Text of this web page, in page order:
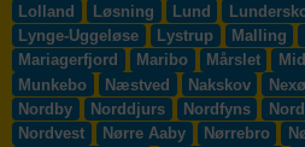
Lolland
Løsning Lund
Lynge-Uggeløse
Lystrup Malling
Mariagerfjord
Maribo Mårslet
Munkebo
Næstved Nakskov Nexø
Nordby
Norddjurs Nordfyns
Nordvest
Nørre Aaby Nørrebro